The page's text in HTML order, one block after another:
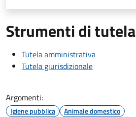
Strumenti di tutela
Tutela amministrativa
Tutela giurisdizionale
Argomenti:
Igiene pubblica Animale domestico